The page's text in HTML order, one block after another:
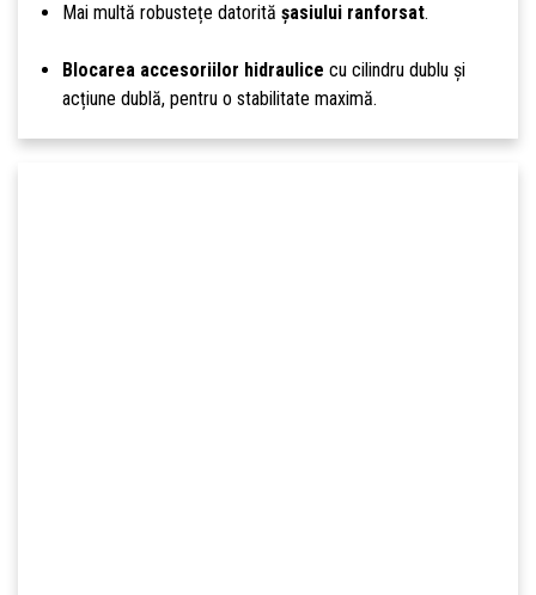
Mai multă robustețe datorită șasiului ranforsat.
Blocarea accesoriilor hidraulice cu cilindru dublu și
acțiune dublă, pentru o stabilitate maximă.